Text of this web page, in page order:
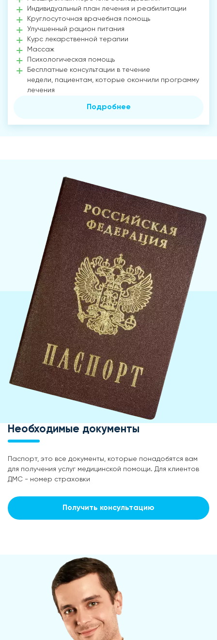
Индивидуальный план лечения и реабилитации
Круглосуточная врачебная помощь
Улучшенный рацион питания
Курс лекарственной терапии
Массаж
Психологическая помощь
Бесплатные консультации в течение
недели, пациентам, которые окончили программу
лечения
Подробнее
Необходимые документы
Паспорт, это все документы, которые понадобятся вам
для получения услуг медицинской помощи. Для клиентов
ДМС - номер страховки
Получить консультацию